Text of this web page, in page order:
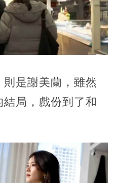
是謝美蘭，雖然
局，戲份到了和